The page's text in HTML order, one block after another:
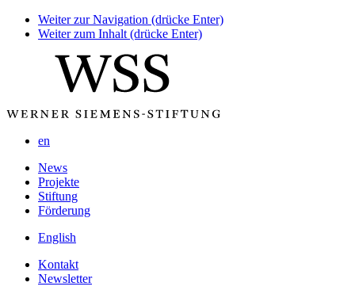
Weiter zur Navigation (drücke Enter)
Weiter zum Inhalt (drücke Enter)
en
News
Projekte
Stiftung
Förderung
English
Kontakt
Newsletter